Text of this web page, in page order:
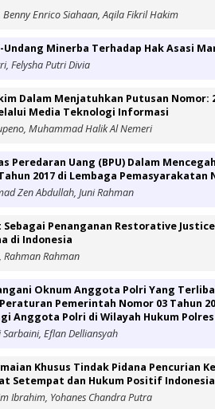
Enrico Siahaan, Aqila Fikril Hakim
Minerba Terhadap Hak Asasi
Felysha Putri Divia
Dalam Menjatuhkan Putusan Nomor:
Media Teknologi Informasi
Muhammad Halik Al Nemeri
Peredaran Uang (BPU) Dalam
2017 di Lembaga
Zen Abdullah, Juni Rahman
Penanganan Restorative
di Indonesia
Rahman Rahman
Oknum Anggota Polri Yang
Pemerintah Nomor 03 Tahun
Anggota Polri di Wilayah Hukum
Eflan Delliansyah
Khusus Tindak Pidana Pencurian
Setempat dan Hukum Positif Indonesia
Ibrahim, Yohanes Chandra Putra